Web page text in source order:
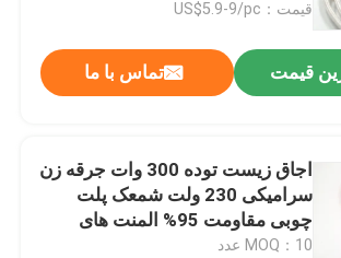
قیمت：US$5.9-9/pc
قیمت تماس با ما
اجاق زیست توده 300 وات جرقه زن
سرامیکی 230 ولت شمعک پلت
چوبی مقاومت 95% المنت های
گرمایشی سرامیکی فلزی N
MOQ：10 عدد